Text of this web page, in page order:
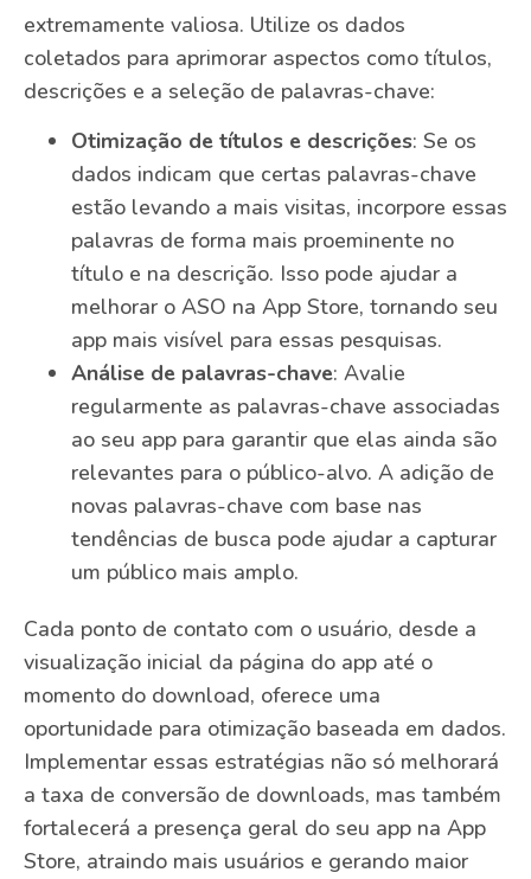
extremamente valiosa. Utilize os dados
coletados para aprimorar aspectos como títulos,
descrições e a seleção de palavras-chave:
Otimização de títulos e descrições: Se os
dados indicam que certas palavras-chave
estão levando a mais visitas, incorpore essas
palavras de forma mais proeminente no
título e na descrição. Isso pode ajudar a
melhorar o ASO na App Store, tornando seu
app mais visível para essas pesquisas.
Análise de palavras-chave: Avalie
regularmente as palavras-chave associadas
ao seu app para garantir que elas ainda são
relevantes para o público-alvo. A adição de
novas palavras-chave com base nas
tendências de busca pode ajudar a capturar
um público mais amplo.
Cada ponto de contato com o usuário, desde a
visualização inicial da página do app até o
momento do download, oferece uma
oportunidade para otimização baseada em dados.
Implementar essas estratégias não só melhorará
a taxa de conversão de downloads, mas também
fortalecerá a presença geral do seu app na App
Store, atraindo mais usuários e gerando maior